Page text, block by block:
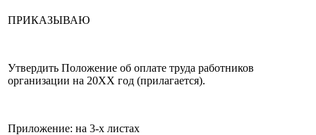
ПРИКАЗЫВАЮ
Утвердить Положение об оплате труда работников
организации на 20ХХ год (прилагается).
Приложение: на 3-х листах